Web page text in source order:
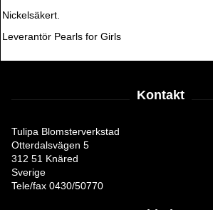
Nickelsäkert.
Leverantör Pearls for Girls
Kontakt
Tulipa Blomsterverkstad
Otterdalsvägen 5
312 51 Knäred
Sverige
Tele/fax 0430/50770